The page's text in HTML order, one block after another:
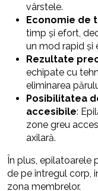
vârstele.
Economie de
timp și efort,
un mod rapid și
Rezultate
echipate cu
eliminarea
Posibilitatea
accesibile:
zone greu
axilară.
În plus, epilatoarele
de pe întregul corp,
zona membrelor.